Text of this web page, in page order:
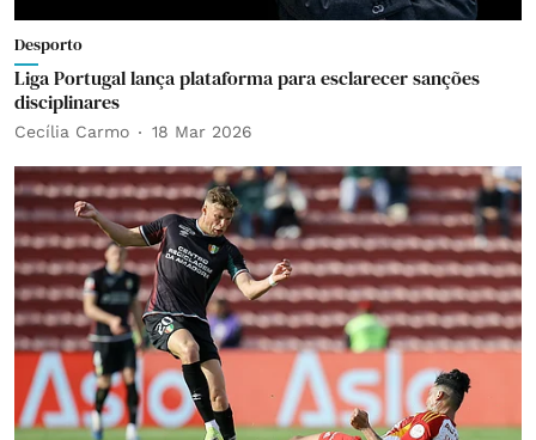
Desporto
Liga Portugal lança plataforma para esclarecer sanções
disciplinares
Cecília Carmo 18 Mar 2026